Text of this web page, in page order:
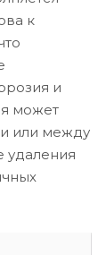
к
и
может
или между
удаления